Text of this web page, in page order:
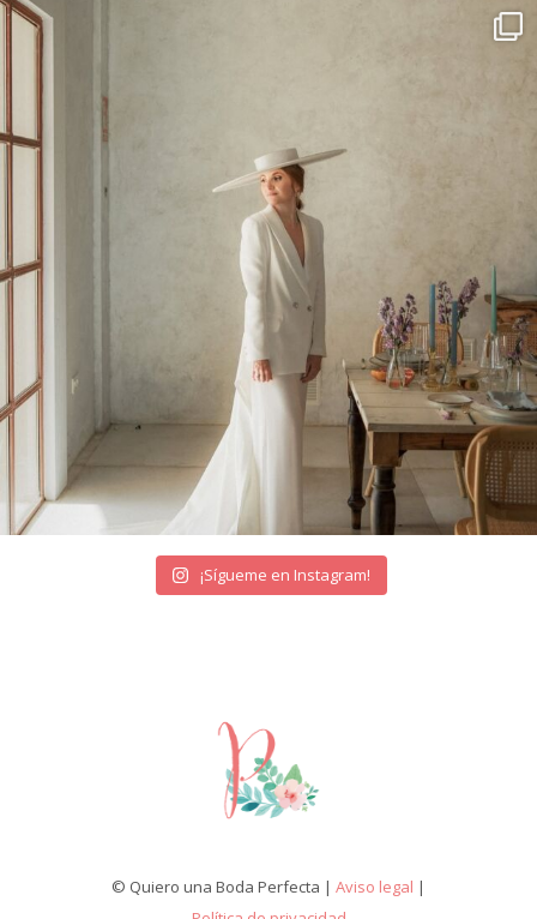
¡Sígueme en Instagram!
© Quiero una Boda Perfecta | Aviso legal |